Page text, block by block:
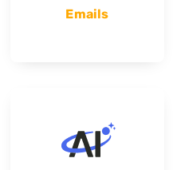
Emails